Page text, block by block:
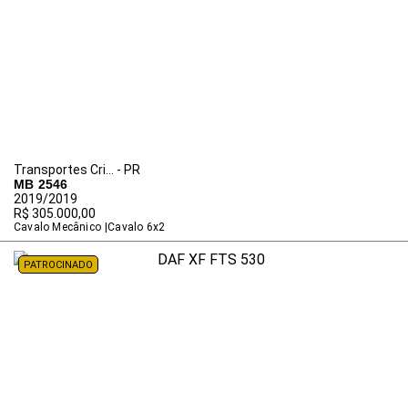
Transportes Cri... - PR
MB 2546
2019/2019
R$ 305.000,00
Cavalo Mecânico Cavalo 6x2
PATROCINADO